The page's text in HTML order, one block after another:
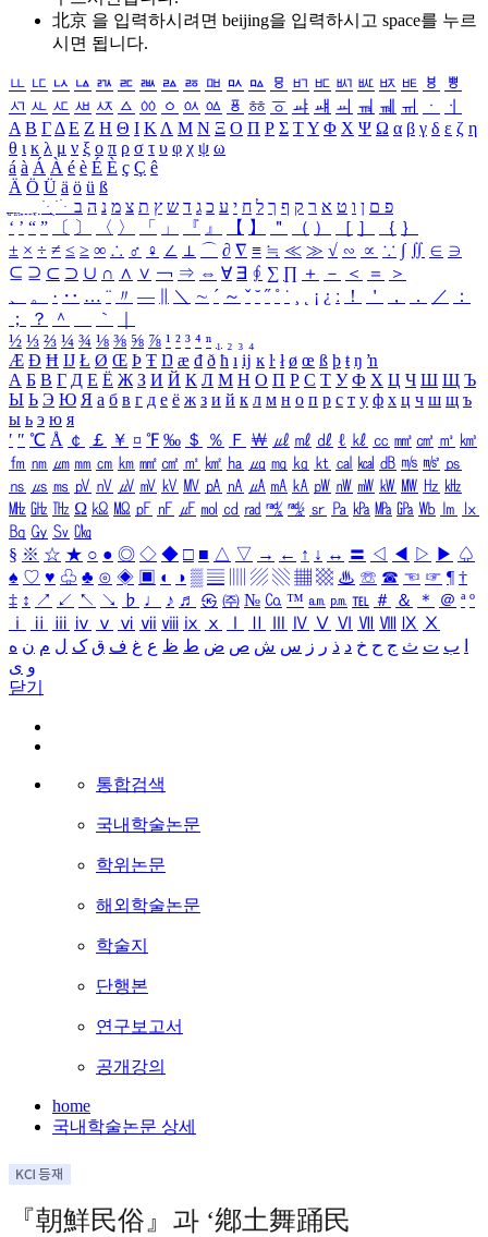
北京 을 입력하시려면 beijing을 입력하시고 space를 누르
시면 됩니다.
ㅥ ㅦ ㅧ ㅨ ㅩ ㅪ ㅫ ㅬ ㅭ ㅮ ㅯ ㅰ ㅱ ㅲ ㅳ ㅴ ㅵ ㅶ ㅷ ㅸ
ㅹ
ㅺ ㅻ ㅼ ㅽ ㅾ ㅿ ㆀ ㆁ ㆂ ㆃ ㆄ ㆅ ㆆ ㆇ ㆈ ㆉ ㆊ ㆋ ㆌ ㆍ
ㆎ
Α Β ΓΔ Ε Ζ Η Θ Ι ΚΛ Μ Ν Ξ Ο Π Ρ Σ ΤΥ Φ Χ Ψ Ω α β γ δ ε ζ η
θ ι κ λ μ ν ξ ο π ρ σ τ υ φ χ ψ ω
á à Á À é è É È ç Ç ê
Ä Ö Ü ä ö ü ß
ִֶֹ ֻּ ׁׂ פ ם ן ו ט א ר ק ף ך ל ח י ע כ ג ד ש ץ ת צ מ נ ה ב
‘ ’ “ ” 〔 〕 〈 〉 「 」 『 』 【 】 ＂ （ ） ［ ］ ｛ ｝
± × ÷ ≠ ≤ ≥ ∞ ∴ ♂ ♀ ∠ ⊥ ⌒ ∂ ∇ ≡ ≒ ≪ ≫ √ ∽ ∝ ∵ ∫ ∬ ∈ ∋
⊆ ⊇ ⊂ ⊃ ∪ ∩ ∧ ∨ ￢ ⇒ ⇔ ∀ ∃ ∮ ∑ ∏ ＋ － ＜ ＝
＞
、
。 · ‥ … ¨ 〃 ― ＼ ∼ ´ ～ ˇ ˘ ˝ ˚ ˙ ¸ ¡ ¿ ː ！ ＇ ， ． ／
：
；
？ ＾ ｀
½ ⅓ ⅔ ¼ ¾ ⅛ ⅜ ⅝ ⅞ ¹ ² ³ ⁴ ⁿ ₁ ₂ ₃ ₄
Æ Ð Ħ Ĳ Ł Ø Œ Þ Ŧ Ŋ æ đ ð ħ ı ĳ ĸ ŀ ł ø œ ß þ ŧ ŋ ŉ
А Б В Г Д Е Ё Ж З И Й К Л М Н О П Р С Т У Ф Х Ц Ч Ш Щ Ъ
Ы Ь Э Ю Я а б в г д е ё ж з и й к л м н о п р с т у ф х ц ч ш щ ъ
ы ь э ю я
′ ″ ℃ Å ￠ ￡ ￥ ¤ ℉ ‰ ＄ ％ Ｆ ￦ ㎕ ㎖ ㎗ ℓ ㎘ ㏄ ㎣ ㎤ ㎥ ㎦
㎙ ㎚ ㎛ ㎜ ㎝ ㎞ ㎟ ㎠ ㎡ ㎢ ㏊ ㎍ ㎎ ㎏ ㏏ ㎈ ㎉ ㏈ ㎧ ㎨ ㎰
㎱ ㎲ ㎳ ㎴ ㎵ ㎶ ㎷ ㎸ ㎹ ㎀ ㎁ ㎂ ㎃ ㎄ ㎺ ㎻ ㎽ ㎾ ㎿ ㎐ ㎑
㎒ ㎓ ㎔ Ω ㏀ ㏁ ㎊ ㎋ ㎌ ㏖ ㏅ ㎭ ㎮ ㎯ ㏛ ㎩ ㎪ ㎫ ㎬ ㏝ ㏐
㏓
㏃ ㏉ ㏜ ㏆
§ ※ ☆ ★ ○ ● ◎ ◇ ◆ □ ■ △ ▽ → ← ↑ ↓ ↔ 〓 ◁ ◀ ▷ ▶ ♤
♠ ♡ ♥ ♧ ♣ ⊙ ◈ ▣ ◐ ◑ ▒ ▤ ▨ ▧ ▦ ▩ ♨ ☏ ☎ ☜ ☞ ¶ †
‡ ↕ ↗ ↙ ↖ ↘ ♭ ♩ ♪ ♬ ㉿ ㈜ № ㏇ ™ ㏂ ㏘ ℡ ＃ ＆ ＊ ＠ ª º
ⅰ
ⅱ ⅲ ⅳ ⅴ ⅵ ⅶ ⅷ ⅸ ⅹ Ⅳ Ⅴ Ⅵ Ⅶ Ⅷ Ⅸ Ⅹ
ب ت ث ج ح خ د ذ ر ز س ش ص ض ط ظ ع غ ف ق ک ل م ن ه
و ی
닫기
통합검색
국내학술논문
학위논문
해외학술논문
학술지
단행본
연구보고서
공개강의
home
국내학술논문 상세
『朝鮮民俗』과 ‘鄕土舞踊民